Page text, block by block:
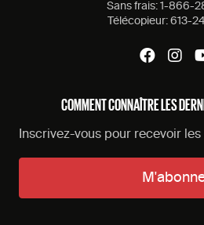
Sans frais: 1-866-
Télécopieur: 613-
COMMENT CONNAÎTRE LES
Inscrivez-vous pour recevoir